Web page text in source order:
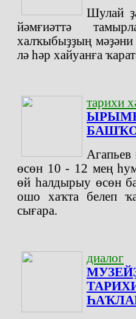
Шулай
йәмғиәттә
халҡыбыҙҙың
лә һәр хайуанға
тарихи
Агапьев
өсөн 10 - 12 мең һум
өй һалдырыу өсөн
ошо хаҡта белеп
сығара.
диалог